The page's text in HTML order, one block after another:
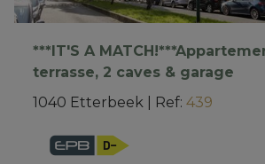
***IT'S A
terrasse, 2 caves & garage
1040 Etterbeek
Ref: 439